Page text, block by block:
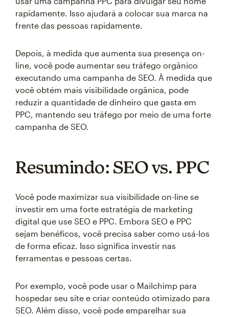
rapidamente. Isso ajudará a colocar sua marca na
frente das pessoas rapidamente.
Depois, à medida que aumenta sua presença on-
line, você pode aumentar seu tráfego orgânico
executando uma campanha de SEO. À medida que
você obtém mais visibilidade orgânica, pode
reduzir a quantidade de dinheiro que gasta em
PPC, mantendo seu tráfego por meio de uma forte
campanha de SEO.
Resumindo: SEO vs. PPC
Você pode maximizar sua visibilidade on-line se
investir em uma forte estratégia de marketing
digital que use SEO e PPC. Embora SEO e PPC
sejam benéficos, você precisa saber como usá-los
de forma eficaz. Isso significa investir nas
ferramentas e pessoas certas.
Por exemplo, você pode usar o Mailchimp para
hospedar seu site e criar conteúdo otimizado para
SEO. Além disso, você pode emparelhar sua